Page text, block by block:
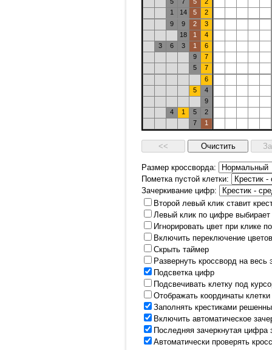
1
14 5
2
9
9 2
3
18
1
4
3
6 3 1
6
9
7
5
7
6
5
4
9
4
1 5
2
7
1
Размер кроссворда:
Пометка пустой клетки:
Зачеркивание цифр:
Второй левый клик ставит
Левый клик по цифре выбирает
Игнорировать цвет при клике
Включить переключение
Скрыть таймер
Развернуть кроссворд на
Подсветка цифр
Подсвечивать клетку под
Отображать координаты
Заполнять крестиками
Включить автоматическое
Последняя зачеркнутая цифра
Автоматически проверять